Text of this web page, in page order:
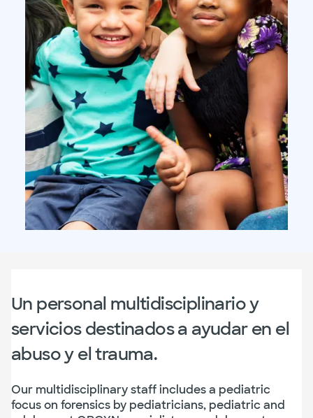
Un personal multidisciplinario y
servicios destinados a ayudar en el
abuso y el trauma.
Our multidisciplinary staff includes a pediatric
focus on forensics by pediatricians, pediatric and